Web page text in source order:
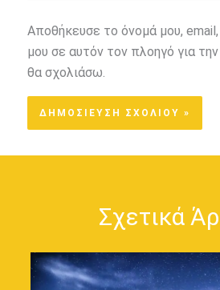
Αποθήκευσε το όνομά μου,
μου σε αυτόν τον πλοηγό για
θα σχολιάσω.
Σχετικά